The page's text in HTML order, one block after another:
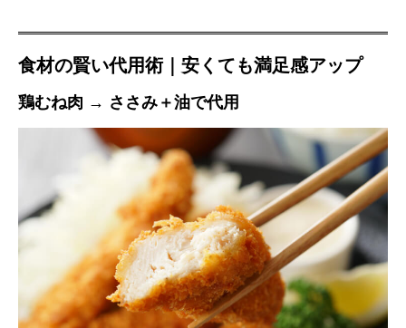
食材の賢い代用術｜安くても満足感アップ
鶏むね肉 → ささみ＋油で代用